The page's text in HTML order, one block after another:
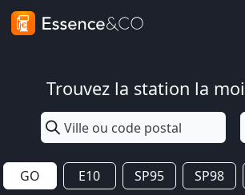
Trouvez la station la
GO E10 SP95 SP98